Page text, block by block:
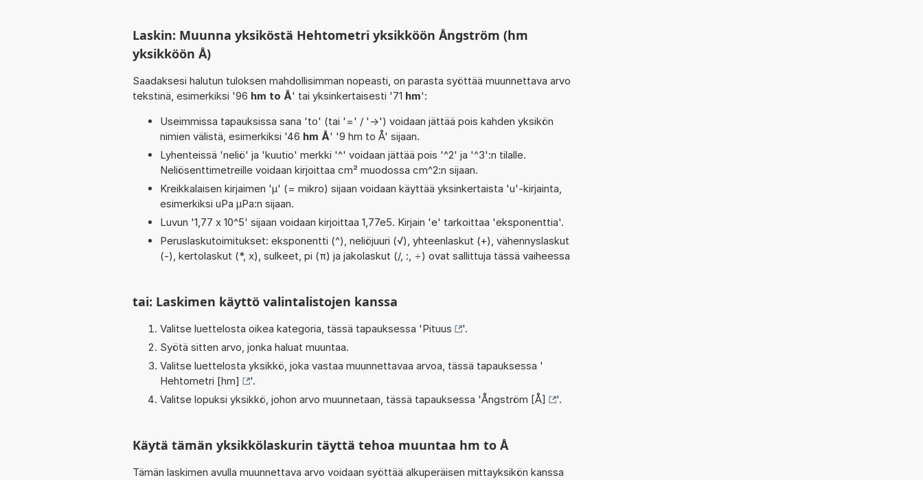
Laskin: Muunna yksiköstä Hehtometri yksikköön Ångström (hm
yksikköön Å)
Saadaksesi halutun tuloksen mahdollisimman nopeasti, on parasta syöttää muunnettava arvo
tekstinä, esimerkiksi '96 hm to Å' tai yksinkertaisesti '71 hm':
Useimmissa tapauksissa sana 'to' (tai '=' / '->') voidaan jättää pois kahden yksikön
nimien välistä, esimerkiksi '46 hm Å' '9 hm to Å' sijaan.
Lyhenteissä 'neliö' ja 'kuutio' merkki '^' voidaan jättää pois '^2' ja '^3':n tilalle.
Neliösenttimetreille voidaan kirjoittaa cm² muodossa cm^2:n sijaan.
Kreikkalaisen kirjaimen 'µ' (= mikro) sijaan voidaan käyttää yksinkertaista 'u'-kirjainta,
esimerkiksi uPa µPa:n sijaan.
Luvun '1,77 x 10^5' sijaan voidaan kirjoittaa 1,77e5. Kirjain 'e' tarkoittaa 'eksponenttia'.
Peruslaskutoimitukset: eksponentti (^), neliöjuuri (√), yhteenlaskut (+), vähennyslaskut
(-), kertolaskut (*, x), sulkeet, pi (π) ja jakolaskut (/, :, ÷) ovat sallittuja tässä vaiheessa
tai: Laskimen käyttö valintalistojen kanssa
Valitse luettelosta oikea kategoria, tässä tapauksessa 'Pituus
'.
Syötä sitten arvo, jonka haluat muuntaa.
Valitse luettelosta yksikkö, joka vastaa muunnettavaa arvoa, tässä tapauksessa '
Hehtometri [hm]
'.
Valitse lopuksi yksikkö, johon arvo muunnetaan, tässä tapauksessa 'Ångström [Å] '.
Käytä tämän yksikkölaskurin täyttä tehoa muuntaa hm to Å
Tämän laskimen avulla muunnettava arvo voidaan syöttää alkuperäisen mittayksikön kanssa